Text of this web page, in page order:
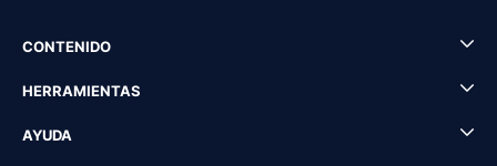
CONTENIDO
HERRAMIENTAS
AYUDA